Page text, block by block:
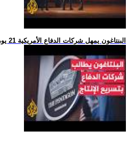
.. البنتاغون يمهل شركات الدفاع الأمريكية 21 يوما لتقديم خطط تسر